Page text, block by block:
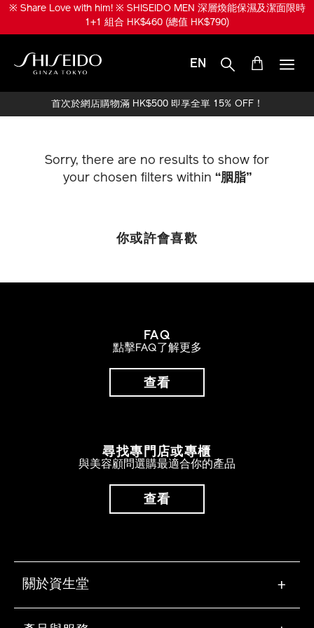
※ Share Love with him! ※ SHISEIDO MEN 深層煥能保濕及潔面限時
1+1 組合 HK$460 (總值 HK$790)
EN
首次於網店購物滿 HK$500 即享全單 15% OFF！
Sorry, there are no results to show for
your chosen filters within “胭脂”
你或許會喜歡
FAQ
點擊FAQ了解更多
查看
尋找專門店或專櫃
與美容顧問選購最適合你的產品
查看
關於資生堂 +